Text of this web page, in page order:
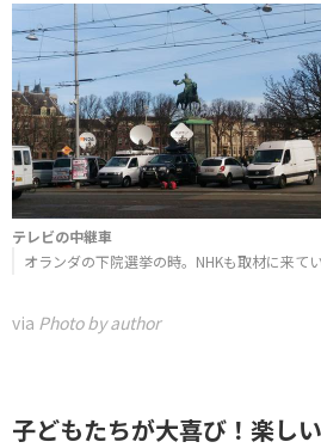
テレビの中継車
オランダの下院選挙の時。NHKも取材に来て
via Photo by author
子どもたちが大喜び！楽し